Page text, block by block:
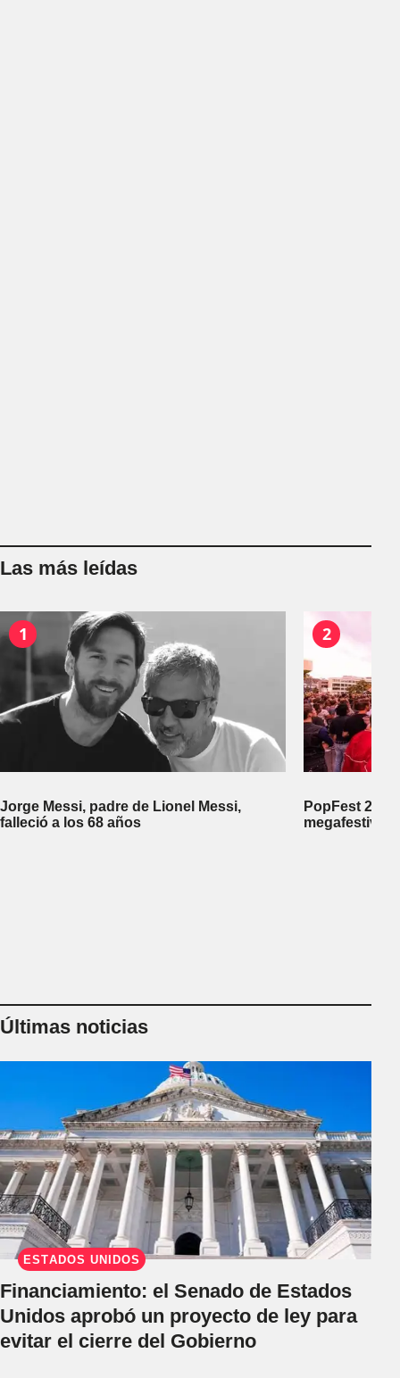
Las más leídas
1
Jorge Messi, padre de Lionel Messi,
falleció a los 68 años
2
PopFest
megafestival
Últimas noticias
ESTADOS UNIDOS
Financiamiento: el Senado de Estados
Unidos aprobó un proyecto de ley para
evitar el cierre del Gobierno